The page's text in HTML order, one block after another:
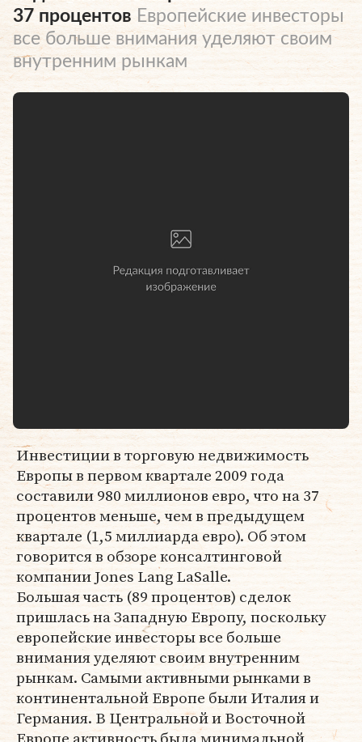
37 процентов Европейские инвесторы
все больше внимания уделяют своим
внутренним рынкам
Инвестиции в торговую недвижимость
Европы в первом квартале 2009 года
составили 980 миллионов евро, что на 37
процентов меньше, чем в предыдущем
квартале (1,5 миллиарда евро). Об этом
говорится в обзоре консалтинговой
компании Jones Lang LaSalle.
Большая часть (89 процентов) сделок
пришлась на Западную Европу, поскольку
европейские инвесторы все больше
внимания уделяют своим внутренним
рынкам. Самыми активными рынками в
континентальной Европе были Италия и
Германия. В Центральной и Восточной